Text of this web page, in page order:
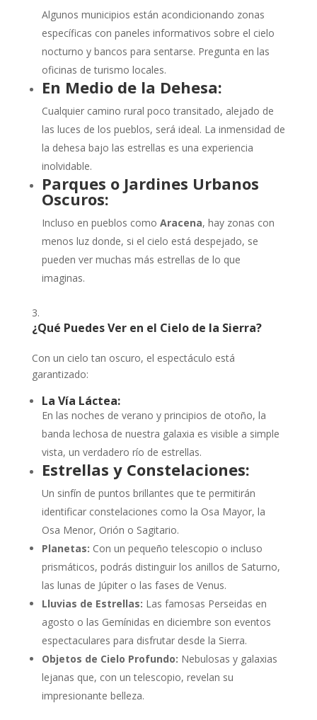
Algunos municipios están acondicionando zonas
específicas con paneles informativos sobre el cielo
nocturno y bancos para sentarse. Pregunta en las
oficinas de turismo locales.
En Medio de la Dehesa:
Cualquier camino rural poco transitado, alejado de
las luces de los pueblos, será ideal. La inmensidad de
la dehesa bajo las estrellas es una experiencia
inolvidable.
Parques o Jardines Urbanos
Oscuros:
Incluso en pueblos como Aracena, hay zonas con
menos luz donde, si el cielo está despejado, se
pueden ver muchas más estrellas de lo que
imaginas.
¿Qué Puedes Ver en el Cielo de la Sierra?
Con un cielo tan oscuro, el espectáculo está
garantizado:
La Vía Láctea:
En las noches de verano y principios de otoño, la
banda lechosa de nuestra galaxia es visible a simple
vista, un verdadero río de estrellas.
Estrellas y Constelaciones:
Un sinfín de puntos brillantes que te permitirán
identificar constelaciones como la Osa Mayor, la
Osa Menor, Orión o Sagitario.
Planetas: Con un pequeño telescopio o incluso
prismáticos, podrás distinguir los anillos de Saturno,
las lunas de Júpiter o las fases de Venus.
Lluvias de Estrellas: Las famosas Perseidas en
agosto o las Gemínidas en diciembre son eventos
espectaculares para disfrutar desde la Sierra.
Objetos de Cielo Profundo: Nebulosas y galaxias
lejanas que, con un telescopio, revelan su
impresionante belleza.